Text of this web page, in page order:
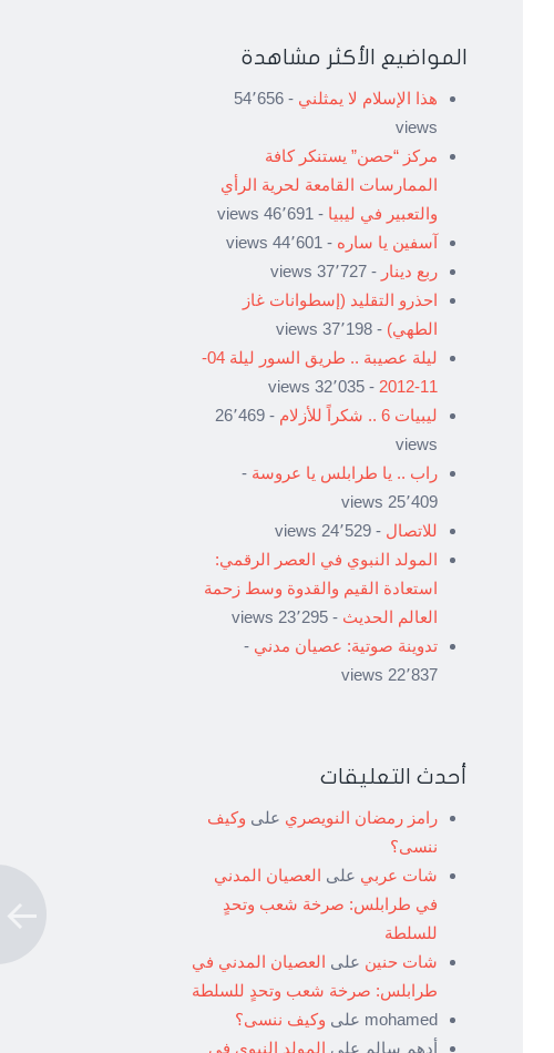
المواضيع الأكثر مشاهدة
هذا الإسلام لا يمثلني
- 54٬656
views
مركز “حصن” يستنكر كافة
الممارسات القامعة لحرية الرأي
والتعبير في ليبيا - 46٬691 views
آسفين يا ساره - 44٬601 views
ربع دينار - 37٬727 views
احذرو التقليد (إسطوانات غاز
الطهي) - 37٬198 views
ليلة عصيبة .. طريق السور ليلة 04-
11-2012
- 32٬035 views
ليبيات 6 .. شكراً للأزلام
- 26٬469
views
راب .. يا طرابلس يا عروسة -
25٬409 views
للاتصال - 24٬529 views
المولد النبوي في العصر الرقمي:
استعادة القيم والقدوة وسط زحمة
العالم الحديث - 23٬295 views
تدوينة صوتية: عصيان مدني -
22٬837 views
أحدث التعليقات
رامز رمضان النويصري على وكيف
ننسى؟
شات عربي على العصيان المدني
في طرابلس: صرخة شعب وتحدٍ
للسلطة
شات حنين على العصيان المدني في
طرابلس: صرخة شعب وتحدٍ للسلطة
mohamed على وكيف ننسى؟
أدهم سالم على المولد النبوي في